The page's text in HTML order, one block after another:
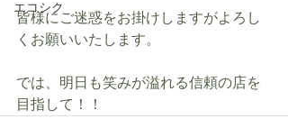
エコシク
皆様にご迷惑をお掛けしますがよろし
くお願いいたします。
では、明日も笑みが溢れる信頼の店を
目指して！！